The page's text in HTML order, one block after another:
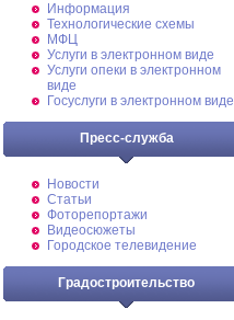
Информация
Технологические схемы
МФЦ
Услуги в электронном виде
Услуги опеки в электронном
виде
Госуслуги в электронном виде
Пресс-служба
Новости
Статьи
Фоторепортажи
Видеосюжеты
Городское телевидение
Градостроительство